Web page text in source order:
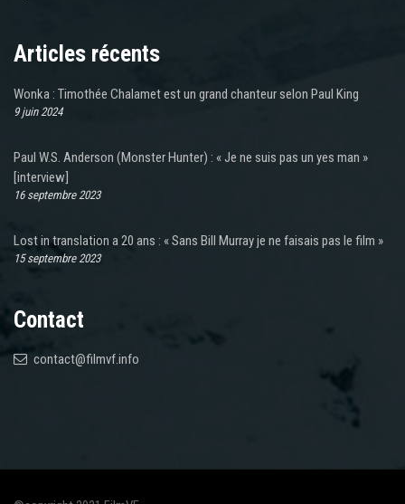
Articles récents
Wonka : Timothée Chalamet est un grand chanteur selon Paul King
9 juin 2024
Paul W.S. Anderson (Monster Hunter) : « Je ne suis pas un yes man »
[interview]
16 septembre 2023
Lost in translation a 20 ans : « Sans Bill Murray je ne faisais pas le film »
15 septembre 2023
Contact
contact@filmvf.info